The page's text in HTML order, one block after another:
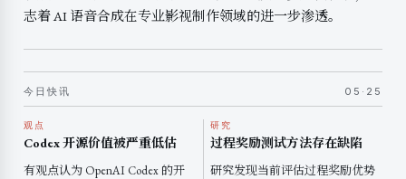
志着 AI 语音合成在专业影视制作领域的进一步渗透。
今日快讯 05·25
观点
Codex 开源价值被严重低估
有观点认为 OpenAI Codex 的开
研究
过程奖励测试方法存在缺陷
研究发现当前评估过程奖励优势